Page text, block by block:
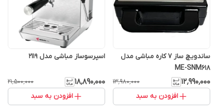
ساندویچ ساز 7 کاره مباشی مدل
ME-SNM618
۱۲٬۹۹۰٬۰۰۰ ۱۳٬۹۸۰٬۰۰۰
افزودن به سبد
اسپرسوساز مباشی مدل 2119
۱۸٬۸۹۰٬۰۰۰ ۲۱٬۵۰۰٬۰۰۰
افزودن به سبد